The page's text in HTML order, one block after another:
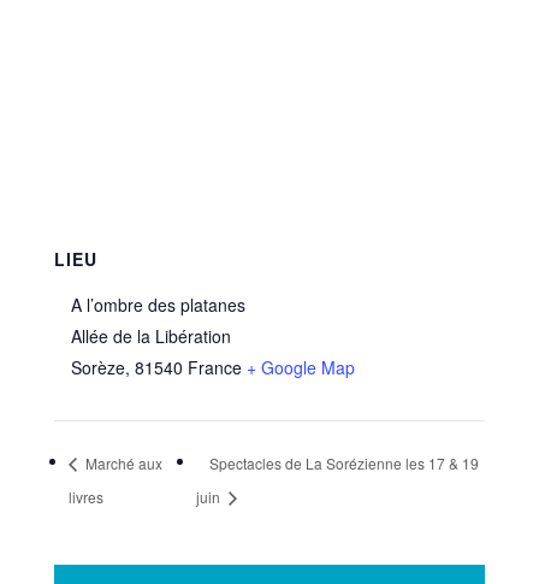
LIEU
A l’ombre des platanes
Allée de la Libération
Sorèze, 81540 France + Google Map
Marché aux
livres
Spectacles de La Sorézienne les 17 & 19
juin